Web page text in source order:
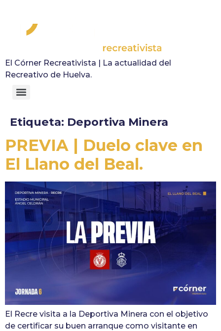
El Córner Recreativista | La actualidad del
Recreativo de Huelva.
Etiqueta: Deportiva Minera
PREVIA | Duelo clave en
El Llano del Beal.
El Recre visita a la Deportiva Minera con el objetivo
de certificar su buen arranque como visitante en